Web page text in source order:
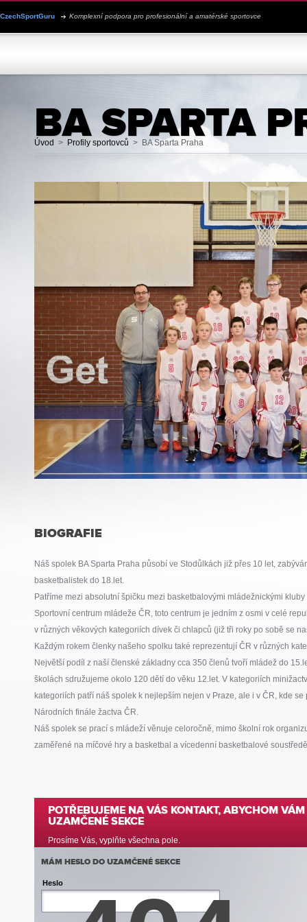
CzechSportGuru Komplexní podpora pro profesionální a amatérské sportovce
BA SPARTA
Úvod > Profily sportovců > BA Sparta Praha
BIOGRAFIE
Náš spolek BA Sparta Praha působí ve Stodůlkách již přes 10 let,
basketbalistek do 18.let.
Patříme mezi absolutní špičku mezi basketbalovými mládežnickými
Sportovní centrum mládeže ČR, toto centrum je jedním z osmi v celé
v různých věkových kategoriích dívek či chlapců (již tři roky po sobě se
Každým rokem členky našeho spolku také reprezentují ČR v různých
Největší podíl z naší členské základny cca 350 členů tvoří mládež do
školách sdružujeme okolo 120 dětí do věku 12.let. V kategoriích
kategoriích patří náš spolek k nejlepším nejen v Praze, ale i v ČR, kde
Národních finále žactva ČR.
Náš spolek se prací s mládeží věnuje celoročně, mimo školní rok
zaměřené na míčové hry a basketbal a vícedenní basketbalové
POTŘEBUJEME NA VÁS KONTAKT, ABYCHOM
UZAMČENÉ SEKCE
Prosíme Vás, vyplňte všechna pole.
MÁM HESLO DO UZAMČENÉ SEKCE
Heslo